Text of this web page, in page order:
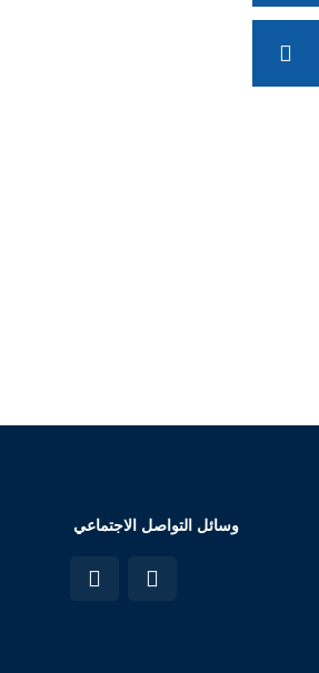
وسائل التواصل الاجتماعي